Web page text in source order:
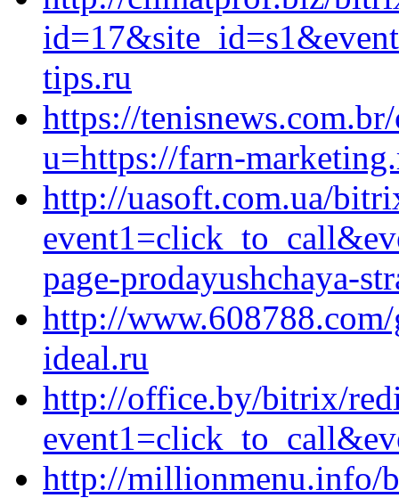
tips.ru
https://
u=https://farn-
http://uasoft.com.ua/
page-prodayushchaya-
http://
ideal.ru
http://office.by/bitrix/
http://millionmenu.info/